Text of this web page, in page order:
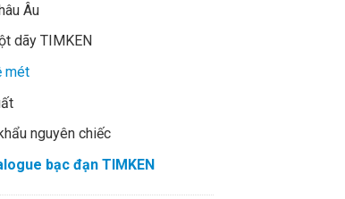
Âu
dãy TIMKEN
mét
nguyên chiếc
bạc đạn TIMKEN